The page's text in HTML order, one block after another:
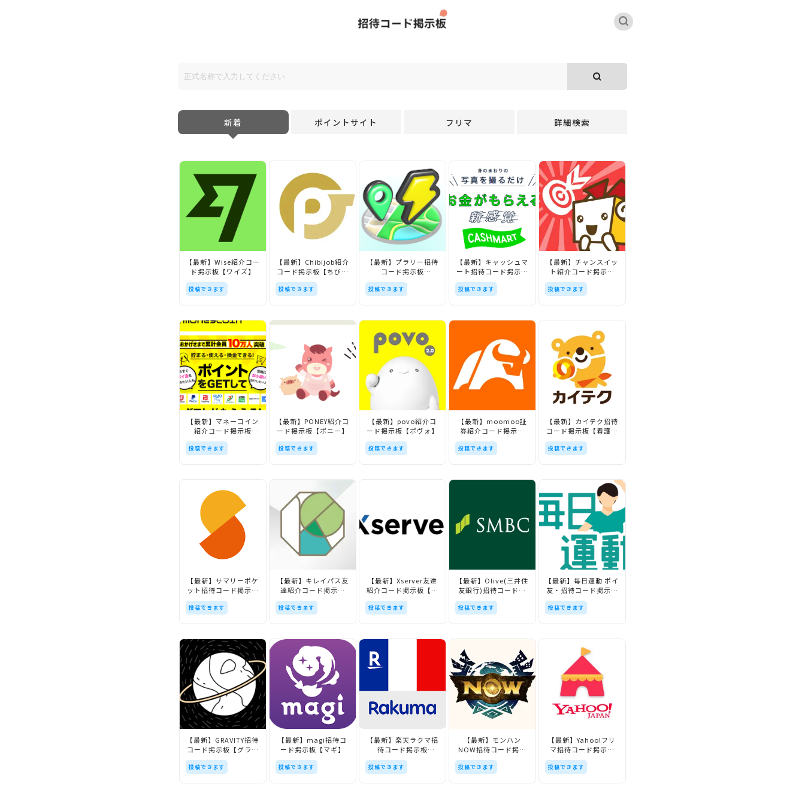
新着 ポイントサイト フリマ 詳細検索
【最新】Wise紹介コー
ド掲示板【ワイズ】
投稿できます
【最新】Chibijob紹介
コード掲示板【ちびじ
ょぶ】
投稿できます
【最新】プラリー招待
コード掲示板
【Prally】
投稿できます
【最新】キャッシュマ
ート招待コード掲示板
【CASHMART】
投稿できます
【最新】チャンスイッ
ト紹介コード掲示板
【懸賞チャンス】
投稿できます
【最新】マネーコイン
紹介コード掲示板
【moneycoin】
投稿できます
【最新】PONEY紹介コ
ード掲示板【ポニー】
投稿できます
【最新】povo紹介コ
ード掲示板【ポヴォ】
投稿できます
【最新】moomoo証
券紹介コード掲示板
【株投資アプリ】
投稿できます
【最新】カイテク招待
コード掲示板【看護・
介護】
投稿できます
【最新】サマリーポケ
ット招待コード掲示板
【Sumally】
投稿できます
【最新】キレイパス友
達紹介コード掲示板
【美容】
投稿できます
【最新】Xserver友達
紹介コード掲示板【エ
ックスサーバー】
投稿できます
【最新】Olive(三井住
友銀行)招待コード掲
示板【SMBC】
投稿できます
【最新】毎日運動 ポイ
友・招待コード掲示板
【FitPoint】
投稿できます
【最新】GRAVITY招待
コード掲示板【グラビ
ティ】
投稿できます
【最新】magi招待コ
ード掲示板【マギ】
投稿できます
【最新】楽天ラクマ招
待コード掲示板
【Rakuma】
投稿できます
【最新】モンハン
NOW招待コード掲示
板【モンハンナウ】
投稿できます
【最新】Yahoo!フリ
マ招待コード掲示板
【旧PayPayフリマ】
投稿できます